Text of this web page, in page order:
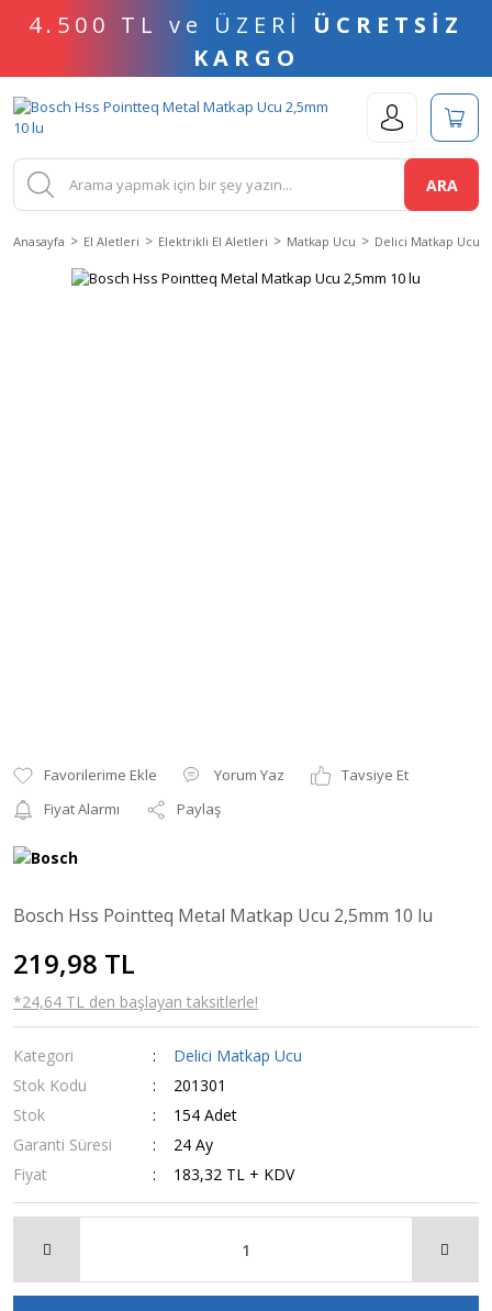
4.500 TL ve ÜZERİ ÜCRETSİZ
KARGO
ARA
Anasayfa El Aletleri Elektrikli El Aletleri Matkap Ucu Delici Matkap Ucu
Yorum Yaz
Tavsiye Et
Fiyat Alarmı
Paylaş
Bosch Hss Pointteq Metal Matkap Ucu 2,5mm 10 lu
219,98 TL
*24,64 TL den başlayan taksitlerle!
Kategori
Delici Matkap Ucu
Stok Kodu
201301
Stok
154 Adet
Garanti Süresi
24 Ay
Fiyat
183,32 TL + KDV